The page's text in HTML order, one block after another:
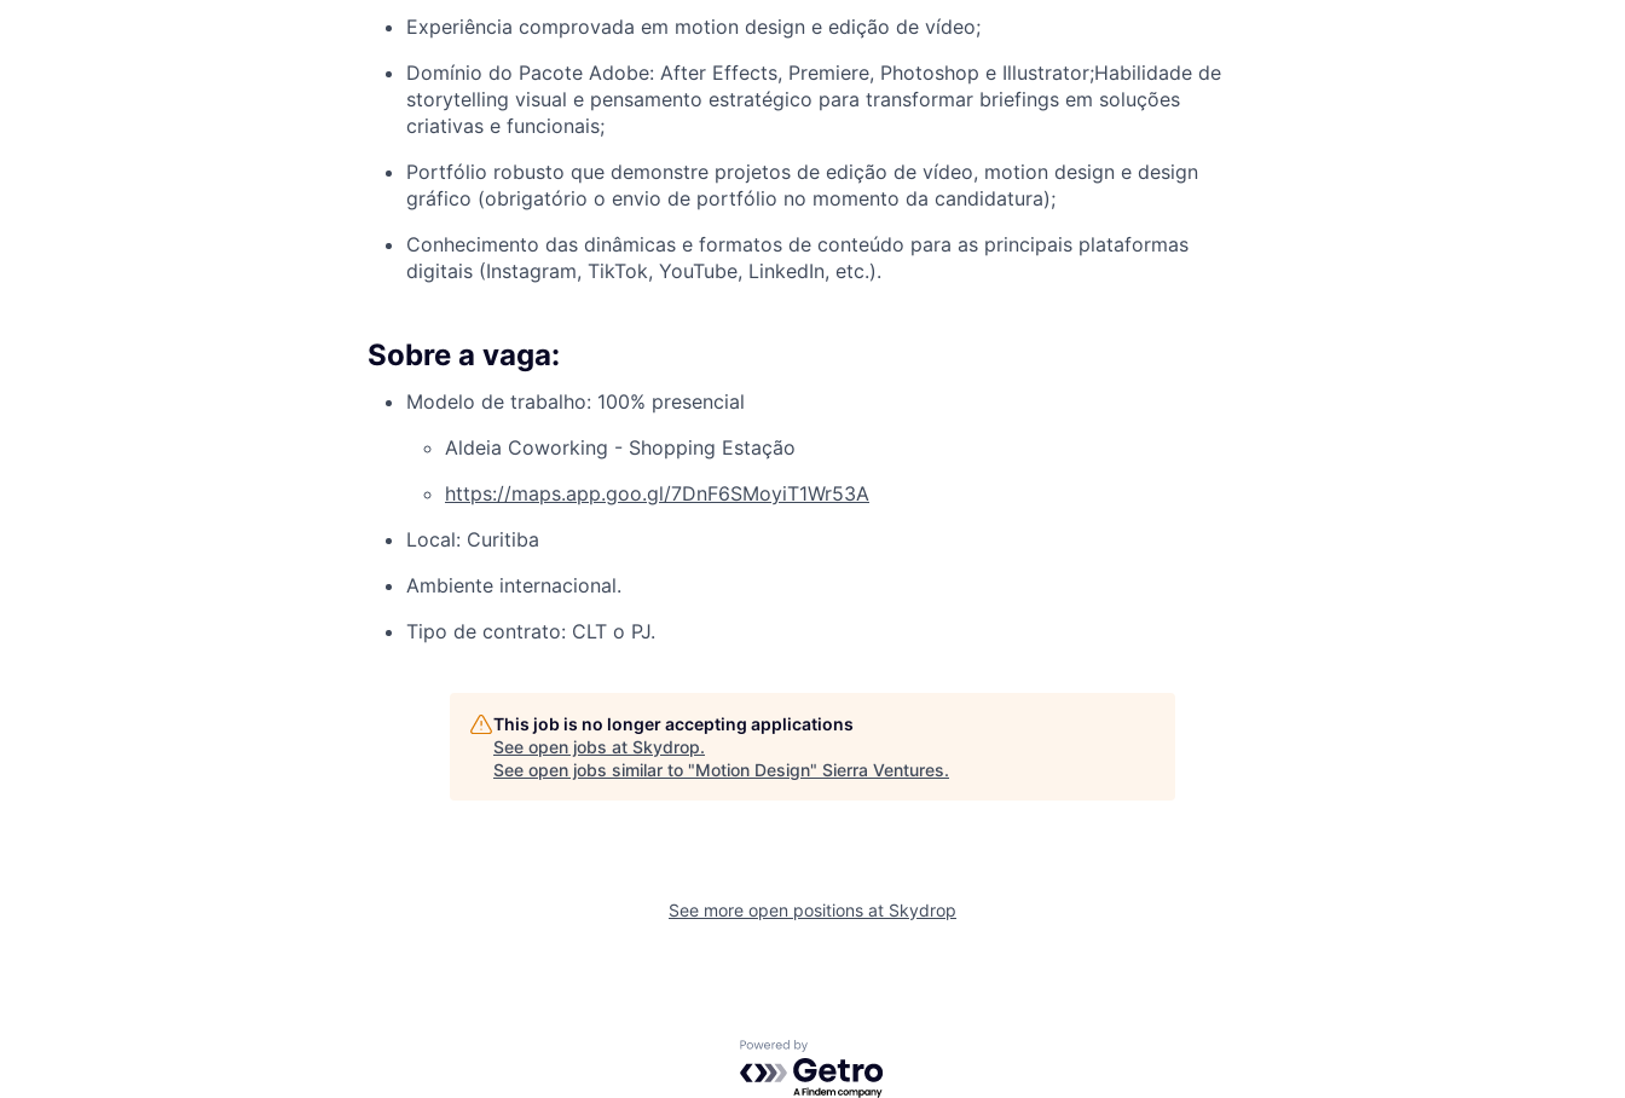
Experiência comprovada em motion design e edição de vídeo;
Domínio do Pacote Adobe: After Effects, Premiere, Photoshop e Illustrator;Habilidade de
storytelling visual e pensamento estratégico para transformar briefings em soluções
criativas e funcionais;
Portfólio robusto que demonstre projetos de edição de vídeo, motion design e design
gráfico (obrigatório o envio de portfólio no momento da candidatura);
Conhecimento das dinâmicas e formatos de conteúdo para as principais plataformas
digitais (Instagram, TikTok, YouTube, LinkedIn, etc.).
Sobre a vaga:
Modelo de trabalho: 100% presencial
Aldeia Coworking - Shopping Estação
https://maps.app.goo.gl/7DnF6SMoyiT1Wr53A
Local: Curitiba
Ambiente internacional.
Tipo de contrato: CLT o PJ.
This job is no longer accepting applications
See open jobs at Skydrop.
See open jobs similar to "Motion Design" Sierra Ventures.
See more open positions at Skydrop
Powered by Getro.com